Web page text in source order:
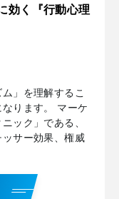
効く『行動心理
」を理解するこ
ります。 マーケ
ック」である、
サー効果、権威